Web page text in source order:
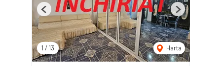
1 / 13 Harta
Previous Next